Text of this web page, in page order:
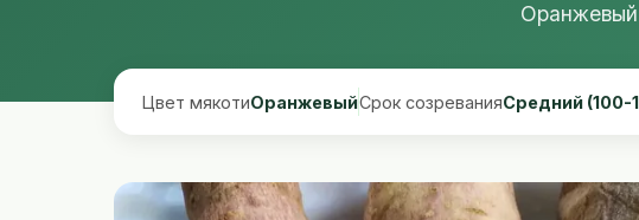
Оранжевый
Цвет мякотиОранжевыйСрок созреванияСредний (100-